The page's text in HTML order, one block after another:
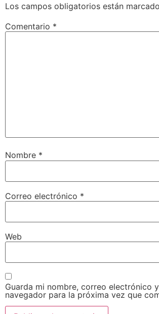
Los campos obligatorios están
Comentario *
Nombre *
Correo electrónico *
Web
Guarda mi nombre, correo electrónico
navegador para la próxima vez que